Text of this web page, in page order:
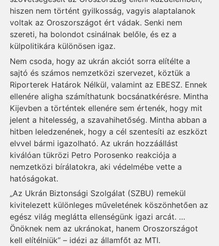
hiszen nem történt gyilkosság, vagyis alaptalanok
voltak az Oroszországot ért vádak. Senki nem
szereti, ha bolondot csinálnak belőle, és ez a
külpolitikára különösen igaz.
Nem csoda, hogy az ukrán akciót sorra elítélte a
sajtó és számos nemzetközi szervezet, köztük a
Riporterek Határok Nélkül, valamint az EBESZ. Ennek
ellenére aligha számíthatunk bocsánatkérésre. Mintha
Kijevben a történtek ellenére sem értenék, hogy mit
jelent a hitelesség, a szavahihetőség. Mintha abban a
hitben leledzenének, hogy a cél szentesíti az eszközt
elvvel bármi igazolható. Az ukrán hozzáállást
kiválóan tükrözi Petro Porosenko reakciója a
nemzetközi bírálatokra, aki védelmébe vette a
hatóságokat.
„Az Ukrán Biztonsági Szolgálat (SZBU) remekül
kivitelezett különleges műveletének köszönhetően az
egész világ meglátta ellenségünk igazi arcát. …
Önöknek nem az ukránokat, hanem Oroszországot
kell elítélniük” – idézi az államfőt az MTI.